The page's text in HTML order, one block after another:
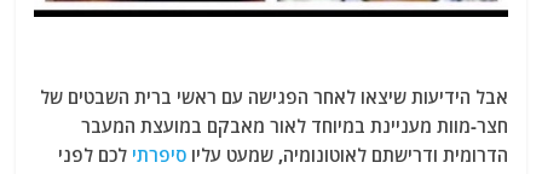
אבל הידיעות שיצאו לאחר הפגישה עם ראשי ברית השבטים של
חצר-מוות מעניינת במיוחד לאור מאבקם במועצת המעבר
הדרומית ודרישתם לאוטונומיה, שמעט עליוסיפרתי לכם לפני